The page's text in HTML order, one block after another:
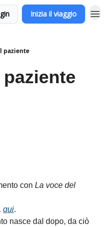
Inizia il viaggio
paziente
con La voce del
qui.
nasce dal dopo, da ciò